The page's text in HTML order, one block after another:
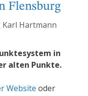
Flensburg
Hartmann
in
alten Punkte.
Website oder